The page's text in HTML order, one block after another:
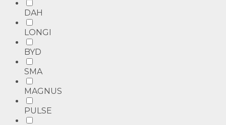
DAH
LONGI
BYD
SMA
MAGNUS
PULSE